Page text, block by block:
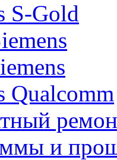
S-Gold
Qualcomm
и